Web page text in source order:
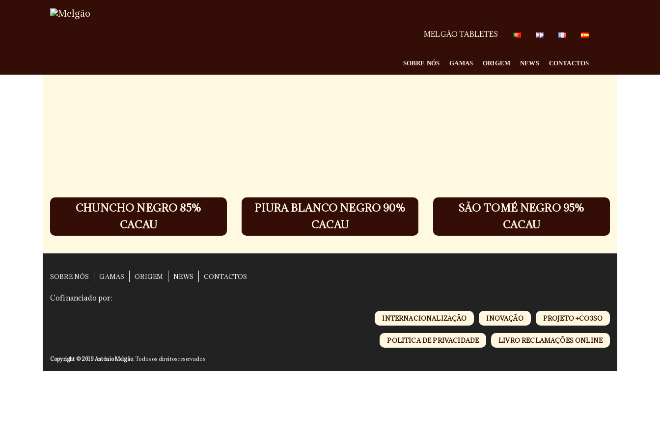
MELGÃO TABLETES
SOBRE NÓS GAMAS ORIGEM NEWS CONTACTOS
CHUNCHO NEGRO 85%
CACAU
PIURA BLANCO NEGRO 90%
CACAU
SÃO TOMÉ NEGRO 95%
CACAU
SOBRE NÓS GAMAS ORIGEM NEWS CONTACTOS
Cofinanciado por:
PROJETO +CO3SO
INOVAÇÃO
INTERNACIONALIZAÇÃO
LIVRO RECLAMAÇÕES ONLINE
POLITICA DE PRIVACIDADE
Copyright © 2019 António Melgão. Todos os direitos reservados